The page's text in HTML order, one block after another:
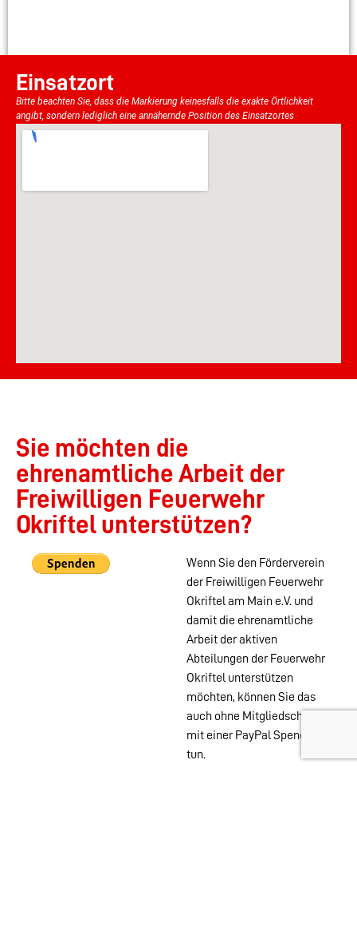
Einsatzort
Bitte beachten Sie, dass die Markierung keinesfalls die exakte Örtlichkeit
angibt, sondern lediglich eine annähernde Position des Einsatzortes
Sie möchten die
ehrenamtliche Arbeit der
Freiwilligen Feuerwehr
Okriftel unterstützen?
Wenn Sie den Förderverein
der Freiwilligen Feuerwehr
Okriftel am Main e.V. und
damit die ehrenamtliche
Arbeit der aktiven
Abteilungen der Feuerwehr
Okriftel unterstützen
möchten, können Sie das
auch ohne Mitgliedschaft
mit einer PayPal Spende
tun.